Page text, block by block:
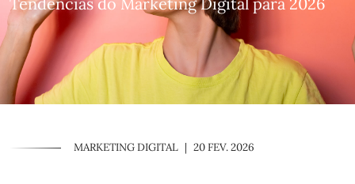
MARKETING DIGITAL | 20 FEV. 2026